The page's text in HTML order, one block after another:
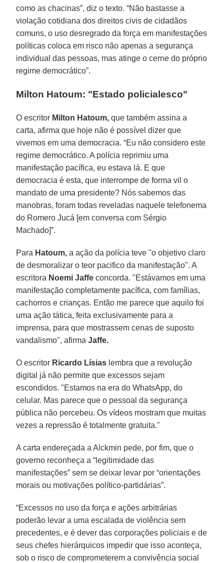
como as chacinas”, diz o texto. “Não bastasse a
violação cotidiana dos direitos civis de cidadãos
comuns, o uso desregrado da força em manifestações
políticas coloca em risco não apenas a segurança
individual das pessoas, mas atinge o cerne do próprio
regime democrático”.
Milton Hatoum: "Estado policialesco"
O escritor Milton Hatoum, que também assina a
carta, afirma que hoje não é possível dizer que
vivemos em uma democracia. “Eu não considero este
regime democrático. A polícia reprimiu uma
manifestação pacífica, eu estava lá. E que
democracia é esta, que interrompe de forma vil o
mandato de uma presidente? Nós sabemos das
manobras, foram todas reveladas naquele telefonema
do Romero Jucá [em conversa com Sérgio
Machado]”.
Para Hatoum, a ação da polícia teve "o objetivo claro
de desmoralizar o teor pacifico da manifestação". A
escritora Noemi Jaffe concorda. "Estávamos em uma
manifestação completamente pacífica, com famílias,
cachorros e crianças. Então me parece que aquilo foi
uma ação tática, feita exclusivamente para a
imprensa, para que mostrassem cenas de suposto
vandalismo", afirmaJaffe.
O escritor Ricardo Lísias lembra que a revolução
digital já não permite que excessos sejam
escondidos. "Estamos na era do WhatsApp, do
celular. Mas parece que o pessoal da segurança
pública não percebeu. Os vídeos mostram que muitas
vezes a repressão é totalmente gratuita."
A carta endereçada a Alckmin pede, por fim, que o
governo reconheça a “legitimidade das
manifestações” sem se deixar levar por “orientações
morais ou motivações político-partidárias”.
“Excessos no uso da força e ações arbitrárias
poderão levar a uma escalada de violência sem
precedentes, e é dever das corporações policiais e de
seus chefes hierárquicos impedir que isso aconteça,
sob o risco de comprometerem a convivência social